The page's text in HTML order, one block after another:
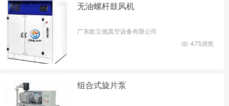
无油螺杆鼓风机
广东欧立德真空设备有限公司
475浏览
组合式旋片泵